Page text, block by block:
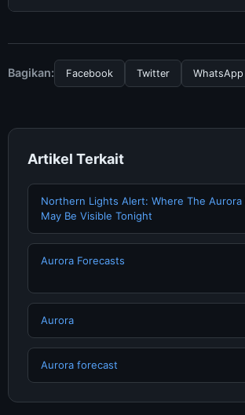
terpercaya.
Bagikan: Facebook Twitter WhatsApp
Artikel Terkait
Northern Lights Alert: Where The Aurora
May Be Visible Tonight
Aurora Forecasts
Aurora
Aurora forecast